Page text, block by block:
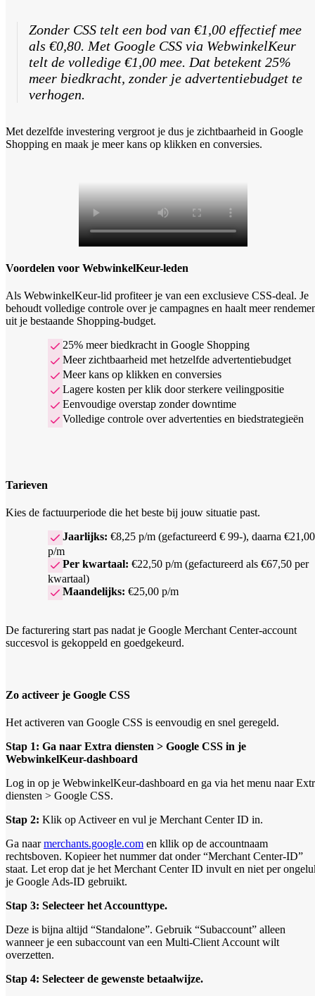
Zonder CSS telt een bod van €1,00 effectief mee
als €0,80. Met Google CSS via WebwinkelKeur
telt de volledige €1,00 mee. Dat betekent 25%
meer biedkracht, zonder je advertentiebudget te
verhogen.
Met dezelfde investering vergroot je dus je zichtbaarheid in Google
Shopping en maak je meer kans op klikken en conversies.
Voordelen voor WebwinkelKeur-leden
Als WebwinkelKeur-lid profiteer je van een exclusieve CSS-deal. Je
behoudt volledige controle over je campagnes en haalt meer
uit je bestaande Shopping-budget.
25% meer biedkracht in Google Shopping
Meer zichtbaarheid met hetzelfde advertentiebudget
Meer kans op klikken en conversies
Lagere kosten per klik door sterkere veilingpositie
Eenvoudige overstap zonder downtime
Volledige controle over advertenties en biedstrategieën
Tarieven
Kies de factuurperiode die het beste bij jouw situatie past.
Jaarlijks: €8,25 p/m (gefactureerd € 99-), daarna €21,00
p/m
Per kwartaal: €22,50 p/m (gefactureerd als €67,50 per
kwartaal)
Maandelijks: €25,00 p/m
De facturering start pas nadat je Google Merchant Center-account
succesvol is gekoppeld en goedgekeurd.
Zo activeer je Google CSS
Het activeren van Google CSS is eenvoudig en snel geregeld.
Stap 1: Ga naar Extra diensten > Google CSS in je
WebwinkelKeur-dashboard
Log in op je WebwinkelKeur-dashboard en ga via het menu naar
diensten > Google CSS.
Stap 2: Klik op Activeer en vul je Merchant Center ID in.
Ga naarmerchants.google.com en kllik op de accountnaam
rechtsboven. Kopieer het nummer dat onder “Merchant Center-ID”
staat. Let erop dat je het Merchant Center ID invult en niet per
je Google Ads-ID gebruikt.
Stap 3: Selecteer het Accounttype.
Deze is bijna altijd “Standalone”. Gebruik “Subaccount” alleen
wanneer je een subaccount van een Multi-Client Account wilt
overzetten.
Stap 4: Selecteer de gewenste betaalwijze.